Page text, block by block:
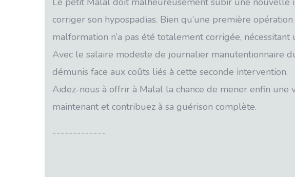
corriger son hypospadias. Bien qu’une première
malformation n’a pas été totalement corrigée, nécessitant
Avec le salaire modeste de journalier manutentionnaire
démunis face aux coûts liés à cette seconde intervention.
Aidez-nous à offrir à Malal la chance de mener enfin une
maintenant et contribuez à sa guérison complète.
-------------